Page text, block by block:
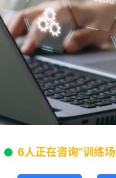
6人正在咨询“训练